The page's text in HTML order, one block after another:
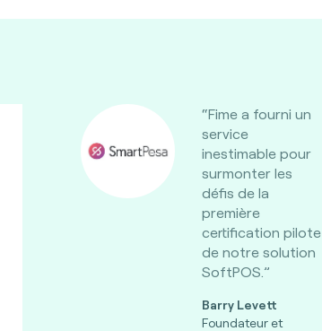
“Fime a fourni un
service
inestimable pour
surmonter les
défis de la
première
certification pilote
de notre solution
SoftPOS.”
Barry Levett
Foundateur et